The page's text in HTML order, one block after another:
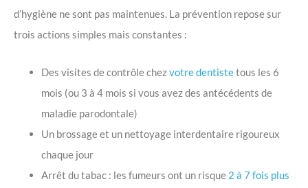
d’hygiène ne sont pas maintenues. La prévention repose sur
trois actions simples mais constantes :
Des visites de contrôle chezvotre dentistetous les 6
mois (ou 3 à 4 mois si vous avez des antécédents de
maladie parodontale)
Un brossage et un nettoyage interdentaire rigoureux
chaque jour
Arrêt du tabac : les fumeurs ont un risque 2 à 7 fois plus